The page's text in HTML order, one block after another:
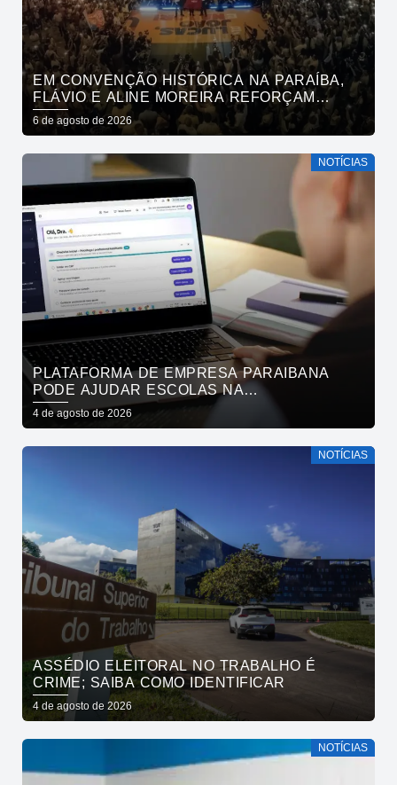
EM CONVENÇÃO HISTÓRICA NA PARAÍBA,
FLÁVIO E ALINE MOREIRA REFORÇAM
APOIO À CONTINUIDADE DO ATUAL
PROJETO POLÍTICO NO ESTADO
6 de agosto de 2026
NOTÍCIAS
PLATAFORMA DE EMPRESA PARAIBANA
PODE AJUDAR ESCOLAS NA
IDENTIFICAÇÃO PRECOCE DE SINAIS DE
NEURODIVERGÊNCIA
4 de agosto de 2026
NOTÍCIAS
ASSÉDIO ELEITORAL NO TRABALHO É
CRIME; SAIBA COMO IDENTIFICAR
4 de agosto de 2026
NOTÍCIAS